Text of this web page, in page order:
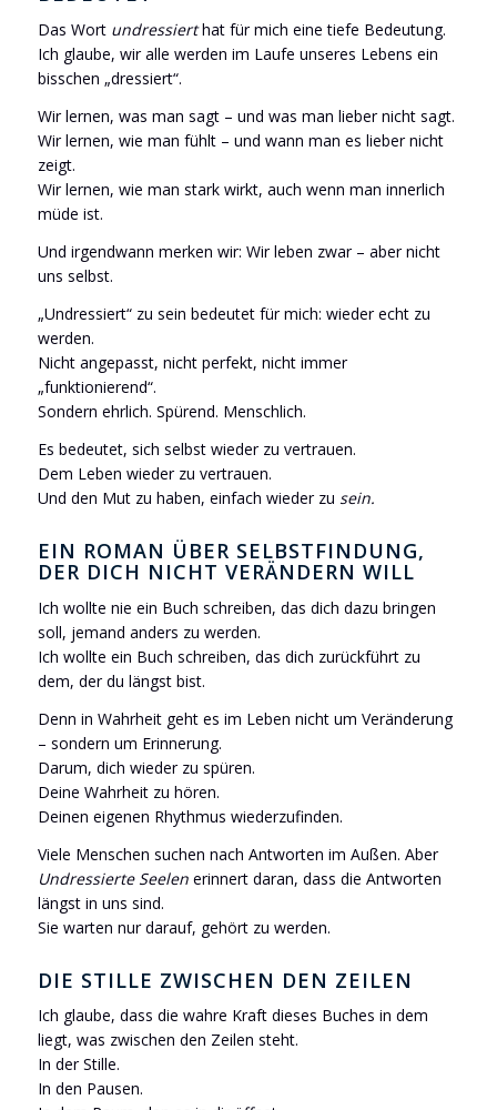
Das Wort undressierthat für mich eine tiefe Bedeutung.
Ich glaube, wir alle werden im Laufe unseres Lebens ein
bisschen „dressiert“.
Wir lernen, was man sagt – und was man lieber nicht sagt.
Wir lernen, wie man fühlt – und wann man es lieber nicht
zeigt.
Wir lernen, wie man stark wirkt, auch wenn man innerlich
müde ist.
Und irgendwann merken wir: Wir leben zwar – aber nicht
uns selbst.
„Undressiert“ zu sein bedeutet für mich: wieder echt zu
werden.
Nicht angepasst, nicht perfekt, nicht immer
„funktionierend“.
Sondern ehrlich. Spürend. Menschlich.
Es bedeutet, sich selbst wieder zu vertrauen.
Dem Leben wieder zu vertrauen.
Und den Mut zu haben, einfach wieder zu sein.
EIN ROMAN ÜBER SELBSTFINDUNG,
DER DICH NICHT VERÄNDERN WILL
Ich wollte nie ein Buch schreiben, das dich dazu bringen
soll, jemand anders zu werden.
Ich wollte ein Buch schreiben, das dich zurückführt zu
dem, der du längst bist.
Denn in Wahrheit geht es im Leben nicht um Veränderung
– sondern um Erinnerung.
Darum, dich wieder zu spüren.
Deine Wahrheit zu hören.
Deinen eigenen Rhythmus wiederzufinden.
Viele Menschen suchen nach Antworten im Außen. Aber
Undressierte Seelenerinnert daran, dass die Antworten
längst in uns sind.
Sie warten nur darauf, gehört zu werden.
DIE STILLE ZWISCHEN DEN ZEILEN
Ich glaube, dass die wahre Kraft dieses Buches in dem
liegt, was zwischen den Zeilen steht.
In der Stille.
In den Pausen.